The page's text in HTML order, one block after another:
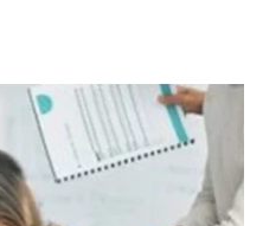
fenêtre)fenêtre)
(nouvelle fenêtre)